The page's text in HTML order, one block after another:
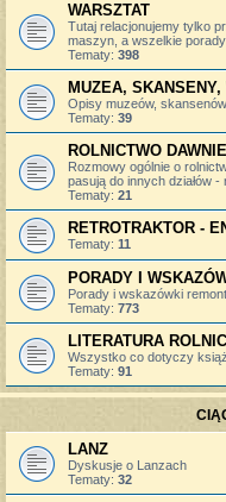
WARSZTAT
Tutaj relacjonujemy tylko
maszyn, a wszelkie
Tematy: 398
MUZEA, SKANSENY,
Opisy muzeów, skansenów
Tematy: 39
ROLNICTWO
Rozmowy ogólnie o
pasują do innych działów -
Tematy: 21
RETROTRAKTOR -
Tematy: 11
PORADY I
Porady i wskazówki
Tematy: 773
LITERATURA
Wszystko co dotyczy
Tematy: 91
LANZ
Dyskusje o Lanzach
Tematy: 32